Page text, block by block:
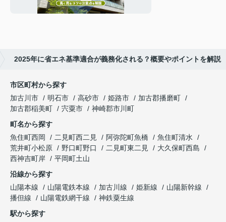
2025年に省エネ基準適合が義務化される？概要やポイントを解説
市区町村から探す
加古川市
明石市 高砂市 姫路市
加古郡播磨町
加古郡稲美町
宍粟市
神崎郡市川町
町名から探す
魚住町西岡
二見町西二見 阿弥陀町魚橋
魚住町清水
荒井町小松原
野口町野口 二見町東二見
大久保町西島
西神吉町岸
平岡町土山
沿線から探す
山陽本線
山陽電鉄本線 加古川線 姫新線
山陽新幹線
播但線
山陽電鉄網干線
神鉄粟生線
駅から探す